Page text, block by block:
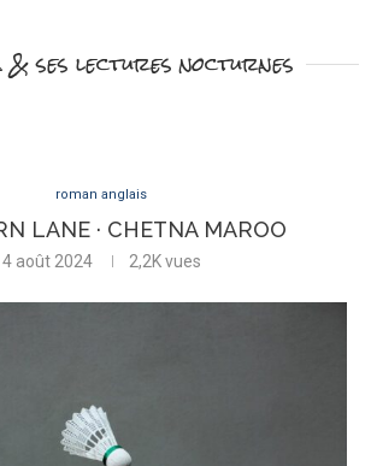
ses lectures nocturnes
roman anglais
LANE · CHETNA MAROO
4 août 2024 2,2Kvues